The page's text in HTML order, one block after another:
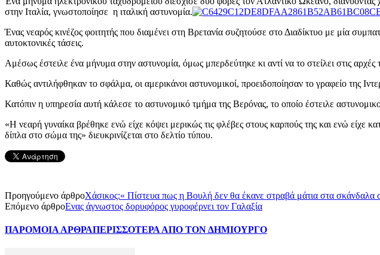
στην Ιταλία, γνωστοποίησε η ιταλική αστυνομία.
Ένας νεαρός κινέζος φοιτητής που διαμένει στη Βρετανία συζητούσε στο Διαδίκτυο με μία
αυτοκτονικές τάσεις.
Αμέσως έστειλε ένα μήνυμα στην αστυνομία, όμως μπερδεύτηκε κι αντί να το στείλει στις
Καθώς αντιλήφθηκαν το σφάλμα, οι αμερικάνοι αστυνομικοί, προειδοποίησαν το γραφείο της
Κατόπιν η υπηρεσία αυτή κάλεσε το αστυνομικό τμήμα της Βερόνας, το οποίο έστειλε
«Η νεαρή γυναίκα βρέθηκε ενώ είχε κόψει μερικώς τις φλέβες στους καρπούς της και ενώ
δίπλα στο σώμα της» διευκρινίζεται στο δελτίο τύπου.
Προηγούμενο άρθροΧάσικος:« Πίστευα πως η Βουλή δεν θα έκανε στραβά μάτια στα σκάνδαλα
Επόμενο άρθροΕνας άγνωστος δορυφόρος γυροφέρνει τον Γαλαξία
ΠΑΡΟΜΟΙΑ ΑΡΘΡΑΠΕΡΙΣΣΟΤΕΡΑ ΑΠΟ ΤΟΝ ΔΗΜΙΟΥΡΓΟ